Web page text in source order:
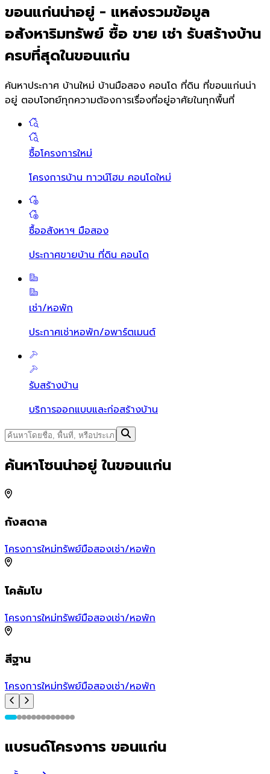
ขอนแก่นน่าอยู่ - แหล่งรวมข้อมูล
อสังหาริมทรัพย์ ซื้อ ขาย เช่า รับสร้างบ้าน
ครบที่สุดในขอนแก่น
ค้นหาประกาศ บ้านใหม่ บ้านมือสอง คอนโด ที่ดิน ที่ขอนแก่นน่า
อยู่ ตอบโจทย์ทุกความต้องการเรื่องที่อยู่อาศัยในทุกพื้นที่
ซื้อโครงการใหม่
โครงการบ้าน ทาวน์โฮม คอนโดใหม่
ซื้ออสังหาฯ มือสอง
ประกาศขายบ้าน ที่ดิน คอนโด
เช่า/หอพัก
ประกาศเช่าหอพัก/อพาร์ตเมนต์
รับสร้างบ้าน
บริการออกแบบและก่อสร้างบ้าน
ค้นหาโซนน่าอยู่ ในขอนแก่น
กังสดาล
โครงการใหม่ทรัพย์มือสองเช่า/หอพัก
โคลัมโบ
โครงการใหม่ทรัพย์มือสองเช่า/หอพัก
สีฐาน
โครงการใหม่ทรัพย์มือสองเช่า/หอพัก
แบรนด์โครงการ ขอนแก่น